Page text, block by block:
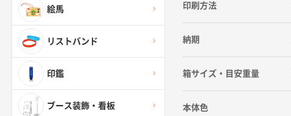
絵馬
リストバンド
印鑑
ブース装飾・看板
印刷方法
納期
箱サイズ・目安重量
本体色